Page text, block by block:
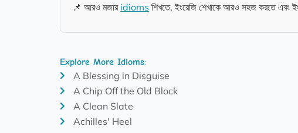
📌 আরও মজার idioms শিখতে, ইংরেজি শেখাকে আরও সহজ করতে এবং
Explore More Idioms:
A Blessing in Disguise
A Chip Off the Old Block
A Clean Slate
Achilles' Heel